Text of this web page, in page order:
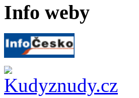
Info weby